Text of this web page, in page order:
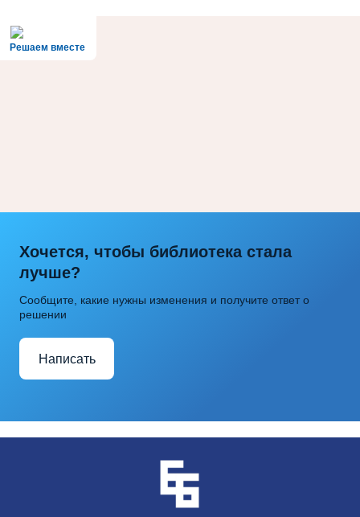
Решаем вместе
Хочется, чтобы библиотека стала
лучше?
Сообщите, какие нужны изменения и получите ответ о
решении
Написать